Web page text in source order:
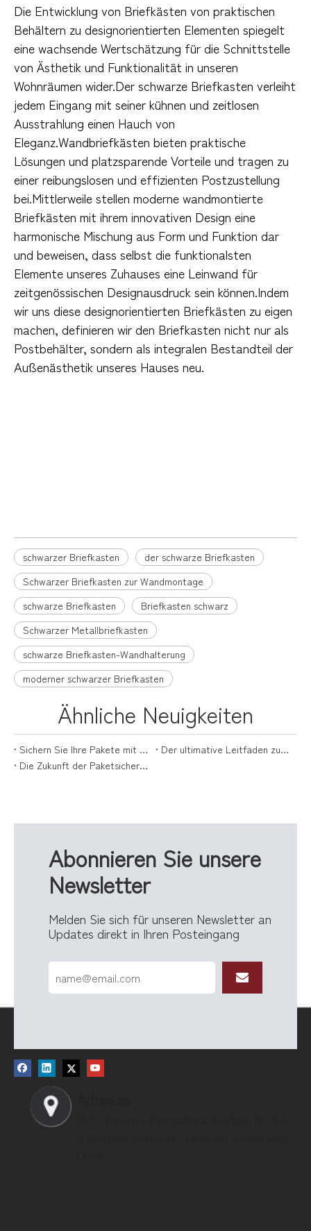
Die Entwicklung von Briefkästen von praktischen
Behältern zu designorientierten Elementen spiegelt
eine wachsende Wertschätzung für die Schnittstelle
von Ästhetik und Funktionalität in unseren
Wohnräumen wider.Der schwarze Briefkasten verleiht
jedem Eingang mit seiner kühnen und zeitlosen
Ausstrahlung einen Hauch von
Eleganz.Wandbriefkästen bieten praktische
Lösungen und platzsparende Vorteile und tragen zu
einer reibungslosen und effizienten Postzustellung
bei.Mittlerweile stellen moderne wandmontierte
Briefkästen mit ihrem innovativen Design eine
harmonische Mischung aus Form und Funktion dar
und beweisen, dass selbst die funktionalsten
Elemente unseres Zuhauses eine Leinwand für
zeitgenössischen Designausdruck sein können.Indem
wir uns diese designorientierten Briefkästen zu eigen
machen, definieren wir den Briefkasten nicht nur als
Postbehälter, sondern als integralen Bestandteil der
Außenästhetik unseres Hauses neu.
schwarzer Briefkasten
der schwarze Briefkasten
Schwarzer Briefkasten zur Wandmontage
schwarze Briefkästen
Briefkasten schwarz
Schwarzer Metallbriefkasten
schwarze Briefkasten-Wandhalterung
moderner schwarzer Briefkasten
Ähnliche Neuigkeiten
Sichern Sie Ihre Pakete mit Stil: Der ultimative Leitfaden für Paketboxen
Der ultimative Leitfaden zur Auswahl der perfekten Versandbox für Pakete
Die Zukunft der Paketsicherheit liegt mit Paketzustellboxen
Abonnieren Sie unsere
Newsletter
Melden Sie sich für unseren Newsletter an
Updates direkt in Ihren Posteingang